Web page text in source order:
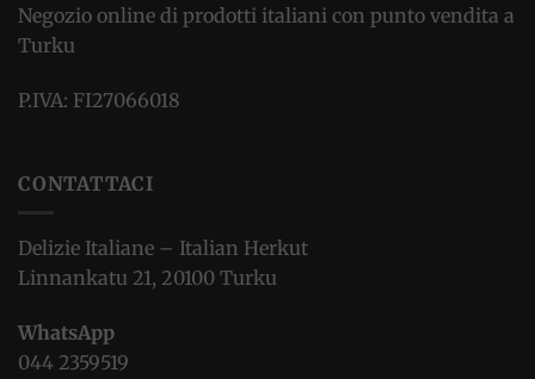
Negozio online di prodotti italiani con punto vendita a
Turku
P.IVA: FI27066018
CONTATTACI
Delizie Italiane – Italian Herkut
Linnankatu 21, 20100 Turku
WhatsApp
044 2359519